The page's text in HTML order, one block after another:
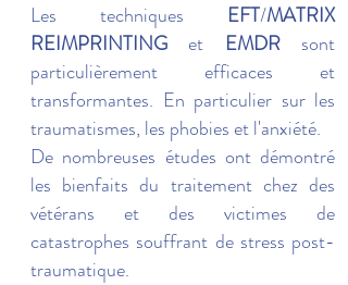
Les techniques EFT/MATRIX
REIMPRINTING et EMDRsont
particulièrement efficaces et
transformantes. En particulier sur les
traumatismes, les phobies et l'anxiété.
De nombreuses études ont démontré
les bienfaits du traitement chez des
vétérans et des victimes de
catastrophes souffrant de stress post-
traumatique.